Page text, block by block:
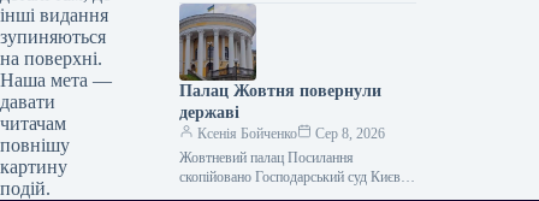
інші видання
зупиняються
на поверхні.
Наша мета —
давати
читачам
повнішу
картину
подій.
відновлено після інциденту на
головному водопроводі. Цю
інформацію…
Палац Жовтня повернули
державі
Ксенія Бойченко
Сер 8, 2026
Жовтневий палац Посилання
скопійовано Господарський суд Києва